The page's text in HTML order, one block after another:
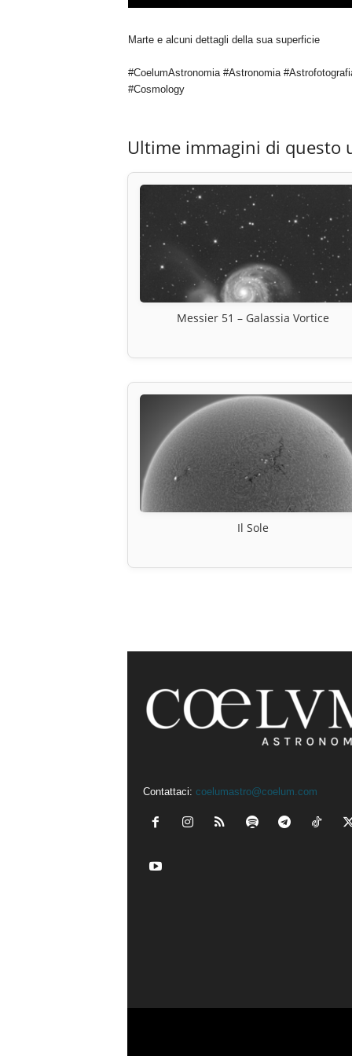
Marte e alcuni dettagli della sua superficie
#CoelumAstronomia #Astronomia
#Cosmology
Ultime immagini di questo
Messier 51 – Galassia Vortice
Il Sole
Contattaci: coelumastro@coelum.com